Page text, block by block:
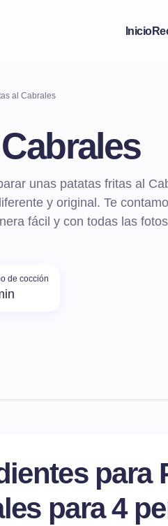
Inicio
al Cabrales
unas patatas fritas al
y original. Te
fácil y con todas las
de cocción
para
para 4